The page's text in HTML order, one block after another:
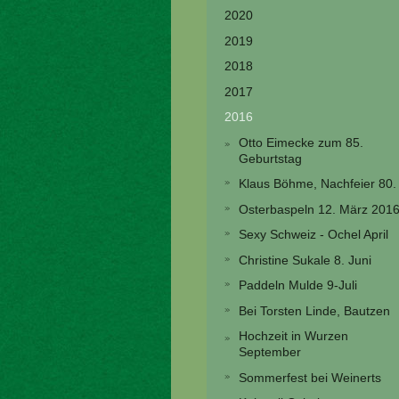
2020
2019
2018
2017
2016
Otto Eimecke zum 85.
Geburtstag
Klaus Böhme, Nachfeier 80.
Osterbaspeln 12. März 2016
Sexy Schweiz - Ochel April
Christine Sukale 8. Juni
Paddeln Mulde 9-Juli
Bei Torsten Linde, Bautzen
Hochzeit in Wurzen
September
Sommerfest bei Weinerts